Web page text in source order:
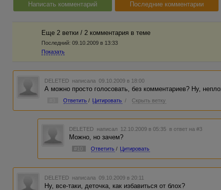
Написать комментарий Последние комментарии
Еще 2 ветки / 2 комментария в темe
Последний: 09.10.2009 в 13:33
Показать
DELETED написала 09.10.2009 в 18:00
А можно просто голосовать, без комментариев? Ну,
Ответить / Цитировать / Скрыть ветку
DELETED написал 12.10.2009 в 05:35 в ответ на #3
Можно, но зачем?
#10 Ответить / Цитировать
DELETED написала 09.10.2009 в 20:11
Ну, все-таки, деточка, как избавиться от блох?